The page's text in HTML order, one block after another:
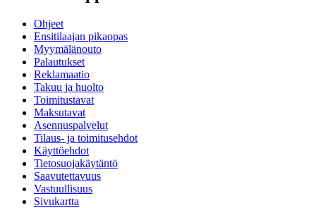
Ohjeet
Ensitilaajan pikaopas
Myymälänouto
Palautukset
Reklamaatio
Takuu ja huolto
Toimitustavat
Maksutavat
Asennuspalvelut
Tilaus- ja toimitusehdot
Käyttöehdot
Tietosuojakäytäntö
Saavutettavuus
Vastuullisuus
Sivukartta